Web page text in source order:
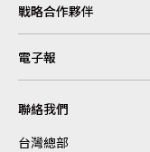
戰略合作夥伴
電子報
聯絡我們
台灣總部